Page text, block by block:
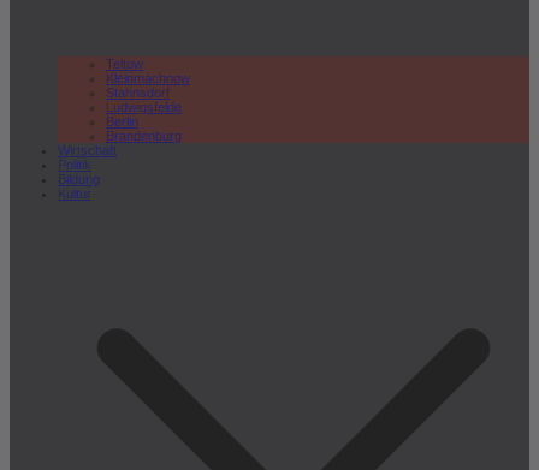
Teltow
Kleinmachnow
Stahnsdorf
Ludwigsfelde
Berlin
Brandenburg
Wirtschaft
Politik
Bildung
Kultur